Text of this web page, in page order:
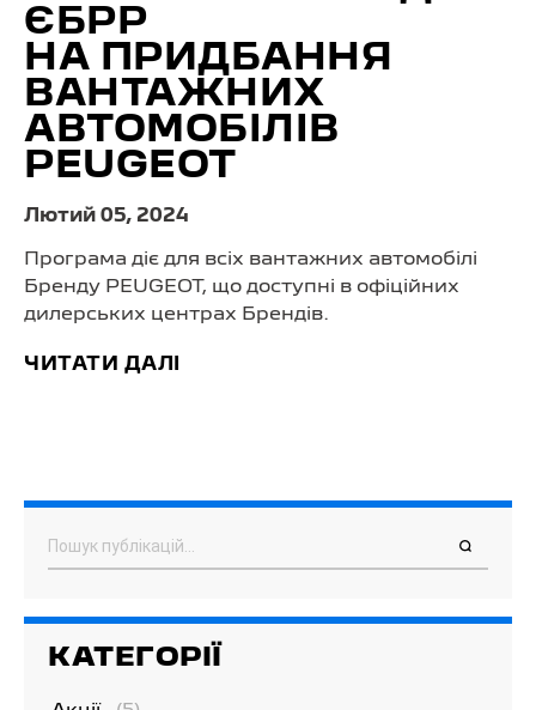
ЄБРР
НА ПРИДБАННЯ
ВАНТАЖНИХ
АВТОМОБІЛІВ
PEUGEOT
Лютий 05, 2024
Програма діє для всіх вантажних автомобілі
Бренду PEUGEOT, що доступні в офіційних
дилерських центрах Брендів.
ЧИТАТИ ДАЛІ
Пошук
КАТЕГОРІЇ